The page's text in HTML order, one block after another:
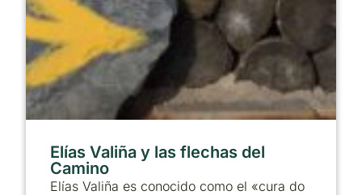
Elías Valiña y las flechas del
Camino
Elías Valiña es conocido como el «cura do